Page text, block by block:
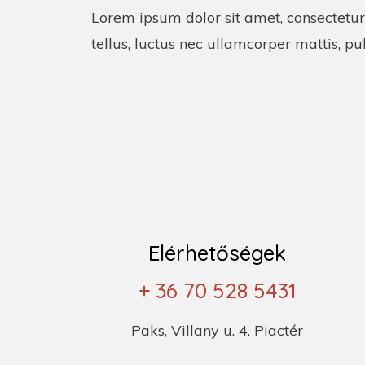
Lorem ipsum dolor sit amet,
tellus, luctus nec ullamcorper mattis,
Elérhetőségek
+ 36 70 528 5431
Paks, Villany u. 4. Piactér